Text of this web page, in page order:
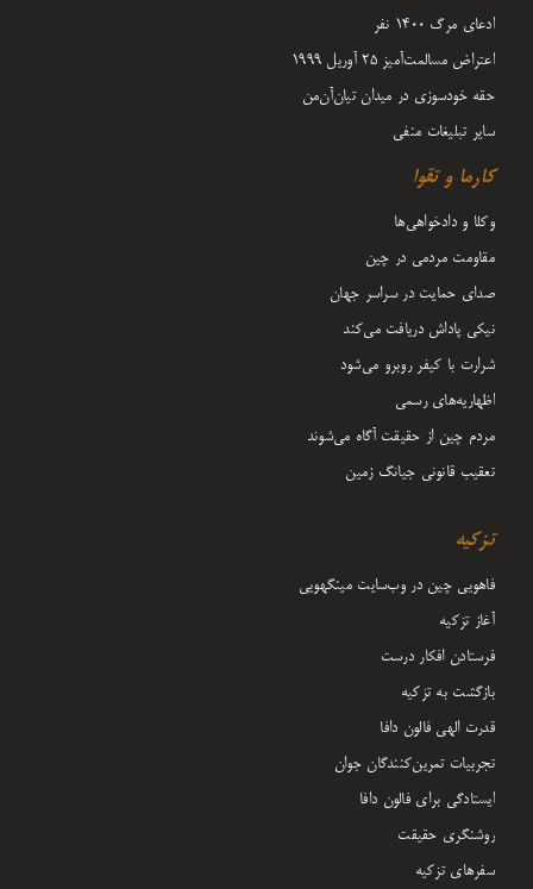
ادعای مرگ 1400 نفر
اعتراض مسالمت‌آمیز ۲۵ آوریل ۱۹۹۹
حقه خودسوزی در میدان تیان‌آن‌من
سایر تبلیغات منفی
کارما و تقوا
وکلا و دادخواهی‌ها
مقاومت مردمی در چین
صدای حمایت در سراسر جهان
نیکی پاداش دریافت می‌کند
شرارت با کیفر روبرو می‌شود
اظهاریه‌های رسمی
مردم چین از حقیقت آگاه می‌شوند
تعقیب قانونی جیانگ زمین
تزکیه
فاهویی چین در وب‌سایت مینگهویی
آغاز تزکیه
فرستادن افکار درست
بازگشت به تزکیه
قدرت الهی فالون دافا
تجربیات تمرین‌کنندگان جوان
ایستادگی برای فالون دافا
روشنگری حقیقت
سفرهای تزکیه